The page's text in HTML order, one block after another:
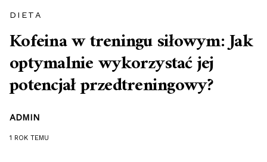
DIETA
Kofeina w treningu siłowym: Jak
optymalnie wykorzystać jej
potencjał przedtreningowy?
ADMIN
1 ROK TEMU